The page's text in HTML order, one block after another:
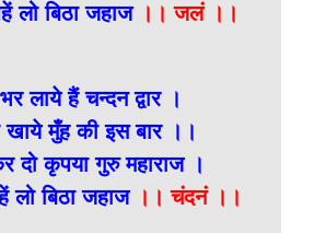
लो बिठा जहाज ।। जलं ।।
लाये हैं चन्दन द्वार ।
खाये मुँह की इस बार ।।
दो कृपया गुरु महाराज ।
लो बिठा जहाज।। चंदनं ।।